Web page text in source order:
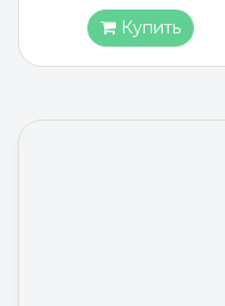
Купить